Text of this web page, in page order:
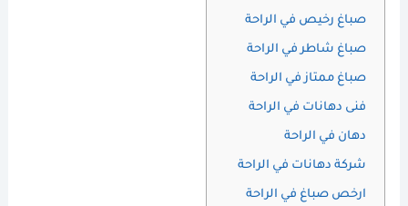
صباغ رخيص في الراحة
صباغ شاطر في الراحة
صباغ ممتاز في الراحة
فنى دهانات في الراحة
دهان في الراحة
شركة دهانات في الراحة
ارخص صباغ في الراحة